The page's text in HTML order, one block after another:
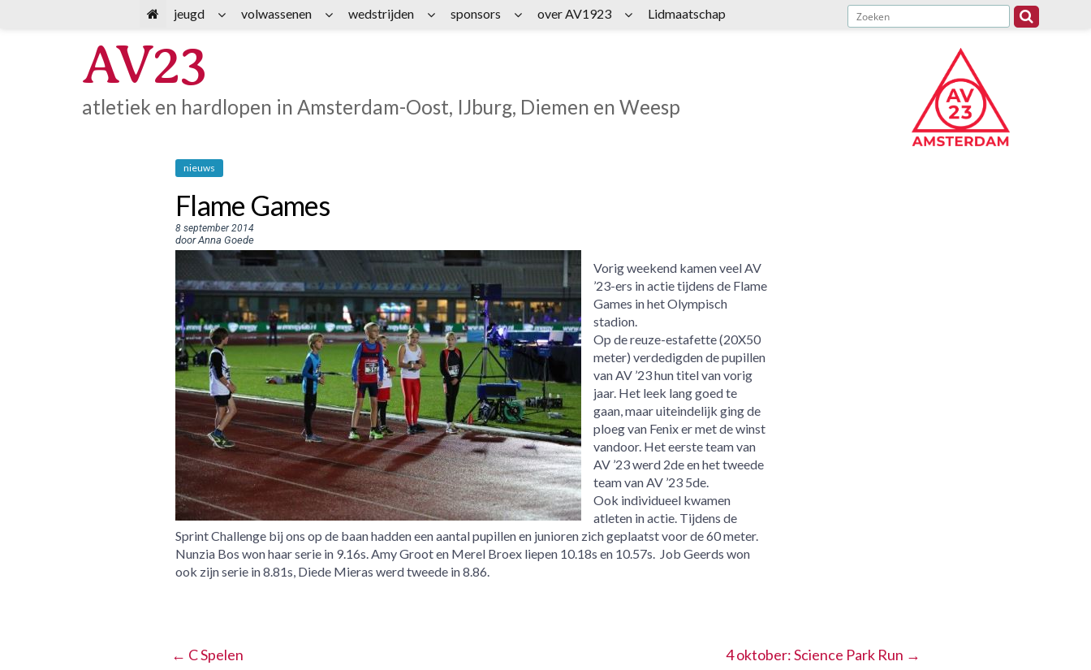
AV23
atletiek en hardlopen in Amsterdam-Oost, IJburg, Diemen en Weesp
nieuws
Flame Games
8 september 2014
door Anna Goede
Vorig weekend kamen veel AV
’23-ers in actie tijdens de Flame
Games in het Olympisch
stadion.
Op de reuze-estafette (20X50
meter) verdedigden de pupillen
van AV ’23 hun titel van vorig
jaar. Het leek lang goed te
gaan, maar uiteindelijk ging de
ploeg van Fenix er met de winst
vandoor. Het eerste team van
AV ’23 werd 2de en het tweede
team van AV ’23 5de.
Ook individueel kwamen
atleten in actie. Tijdens de
Sprint Challenge bij ons op de baan hadden een aantal pupillen en junioren zich geplaatst voor de 60 meter.
Nunzia Bos won haar serie in 9.16s. Amy Groot en Merel Broex liepen 10.18s en 10.57s. Job Geerds won
ook zijn serie in 8.81s, Diede Mieras werd tweede in 8.86.
← C Spelen 4 oktober: Science Park Run →
jeugd volwassenen wedstrijden sponsors over AV1923 Lidmaatschap